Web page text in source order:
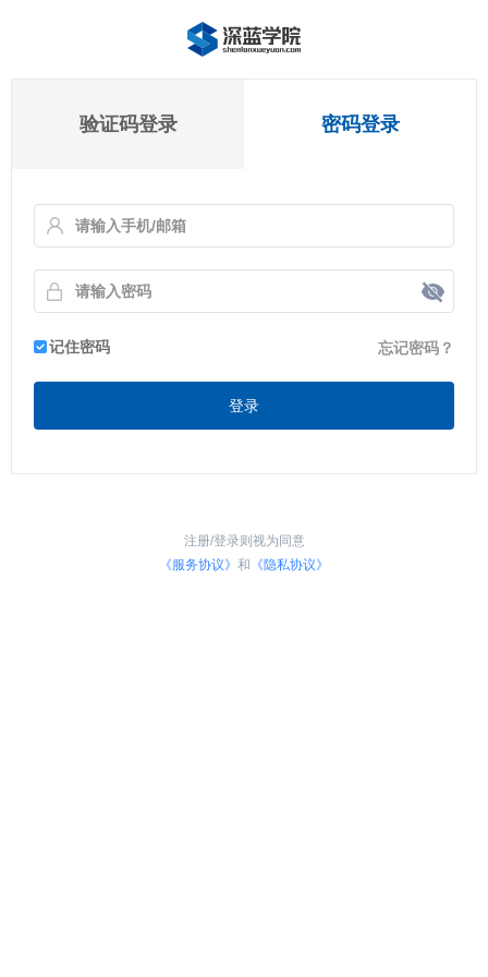
验证码登录 密码登录
忘记密码？
记住密码
登录
注册/登录则视为同意
《服务协议》 和 《隐私协议》